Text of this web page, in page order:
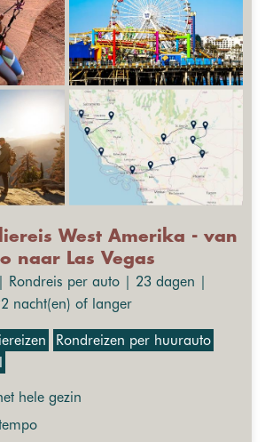
West Amerika - van
naar Las Vegas
Rondreis per auto | 23 dagen |
nacht(en) of langer
Rondreizen per huurauto
hele gezin